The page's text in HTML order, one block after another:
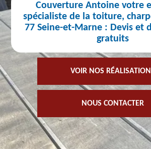
Couverture Antoine votre
spécialiste de la toiture,
77 Seine-et-Marne : Devis et
gratuits
VOIR NOS
NOUS CONTACTER